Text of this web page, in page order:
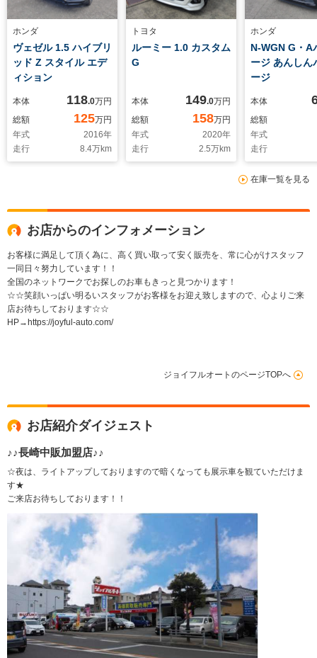
ホンダ
ヴェゼル 1.5 ハイブリ
ッド Z スタイル エデ
ィション
本体 118.0万円
総額
125万円
年式
2016年
走行
8.4万km
トヨタ
ルーミー 1.0 カスタム
G
本体 149.0万円
総額
158万円
年式
2020年
走行
2.5万km
ホンダ
N-WGN G・A
ージ あんしん
ージ
本体
総額
年式
走行
在庫一覧を見る
お店からのインフォメーション
お客様に満足して頂く為に、高く買い取って安く販売を、常に心がけスタッフ
一同日々努力しています！！
全国のネットワークでお探しのお車もきっと見つかります！
☆☆笑顔いっぱい明るいスタッフがお客様をお迎え致しますので、心よりご来
店お待ちしております☆☆
HP→https://joyful-auto.com/
ジョイフルオートのページTOPへ
お店紹介ダイジェスト
♪♪長崎中販加盟店♪♪
☆夜は、ライトアップしておりますので暗くなっても展示車を観ていただけま
す★
ご来店お待ちしております！！